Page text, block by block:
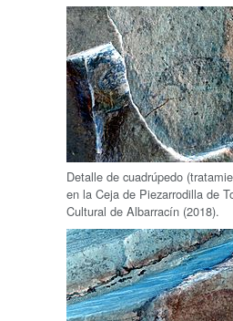
Detalle de cuadrúpedo
en la Ceja de Piezarrodilla de
Cultural de Albarracín (2018).